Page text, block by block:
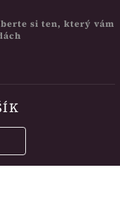
si ten, který vám